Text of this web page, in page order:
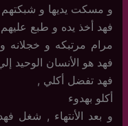
و مسكت يديها و شبكتهم
فهد أخذ يده و طبع
مرام مرتبكه و
فهد هو الأنسان الوحيد
فهد تفضل أكلي ,
أكلو بهدوء
و بعد الأنتهاء , شغل